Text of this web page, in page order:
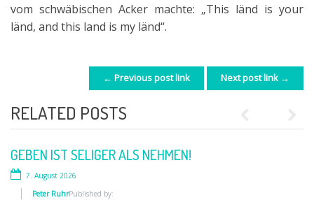
vom schwäbischen Acker machte: „This länd is your
länd, and this land is my länd“.
POST NAVIGATION← Previous post link Next post link →
RELATED POSTS
GEBEN IST SELIGER ALS NEHMEN!
7. August 2026
Published by:
Peter Ruhr
WIRKLICH WICHTIG?
12. Juni 2026
Published by:
Peter Ruhr